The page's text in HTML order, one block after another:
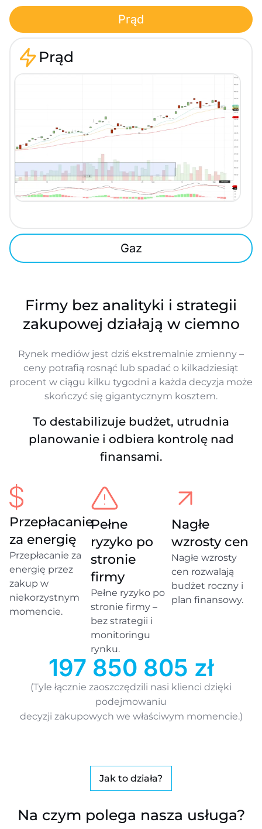
Prąd
Gaz
Prąd
Firmy bez analityki i strategii
zakupowej działają w ciemno
Rynek mediów jest dziś ekstremalnie zmienny –
ceny potrafią rosnąć lub spadać o kilkadziesiąt
procent w ciągu kilku tygodni a każda decyzja może
skończyć się gigantycznym kosztem.
To destabilizuje budżet, utrudnia
planowanie i odbiera kontrolę nad
finansami.
Przepłacanie
za energię
Przepłacanie za
energię przez
zakup w
niekorzystnym
momencie.
Pełne
ryzyko po
stronie
firmy
Pełne ryzyko po
stronie firmy –
bez strategii i
monitoringu
rynku.
Nagłe
wzrosty cen
Nagłe wzrosty
cen rozwalają
budżet roczny i
plan finansowy.
197 850 805 zł
(Tyle łącznie zaoszczędzili nasi klienci dzięki
podejmowaniu
decyzji zakupowych we właściwym momencie.)
Jak to działa?
Na czym polega nasza usługa?